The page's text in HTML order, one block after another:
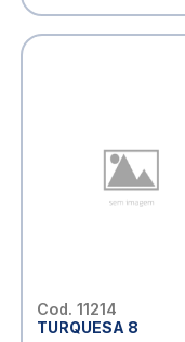
Cod. 11214
TURQUESA 8